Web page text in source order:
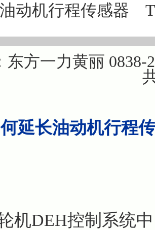
油动机行程传感器
东方一力黄丽
延长油动机行程
机DEH控制系统